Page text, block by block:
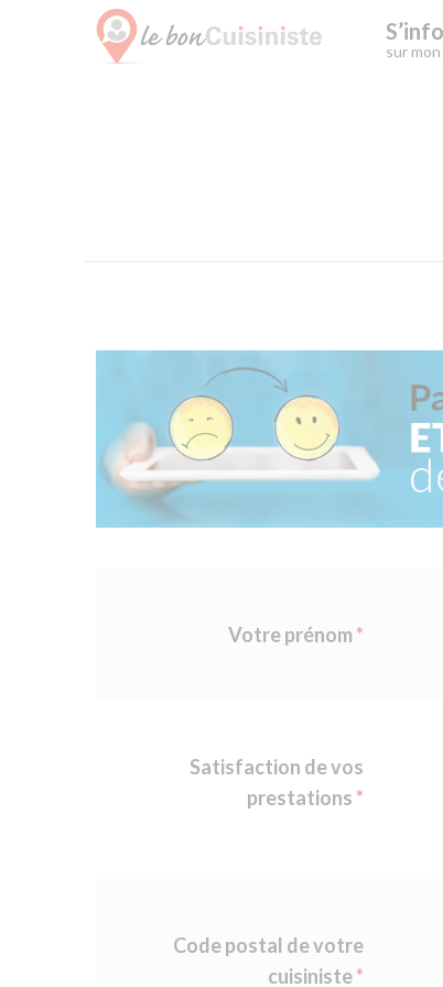
sur
Votre prénom
Satisfaction de vos
prestations
Code postal de votre
cuisiniste